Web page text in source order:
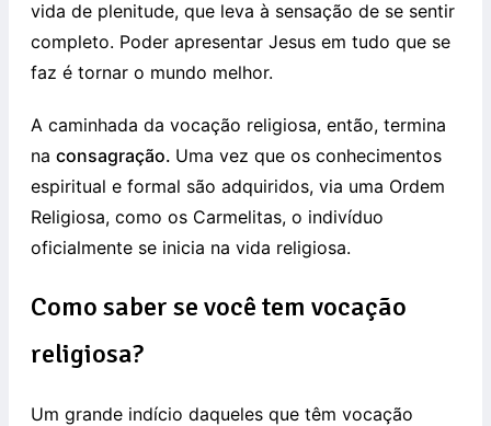
vida de plenitude, que leva à sensação de se sentir
completo. Poder apresentar Jesus em tudo que se
faz é tornar o mundo melhor.
A caminhada da vocação religiosa, então, termina
na consagração. Uma vez que os conhecimentos
espiritual e formal são adquiridos, via uma Ordem
Religiosa, como os Carmelitas, o indivíduo
oficialmente se inicia na vida religiosa.
Como saber se você tem vocação
religiosa?
Um grande indício daqueles que têm vocação